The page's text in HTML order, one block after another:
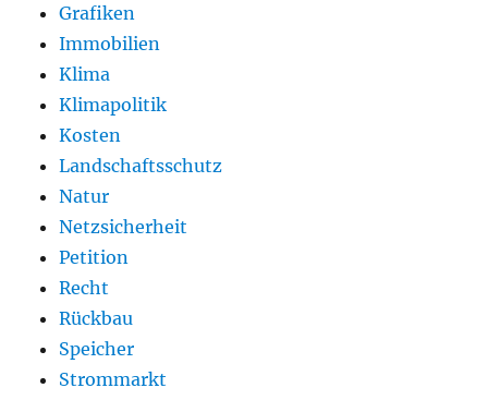
Grafiken
Immobilien
Klima
Klimapolitik
Kosten
Landschaftsschutz
Natur
Netzsicherheit
Petition
Recht
Rückbau
Speicher
Strommarkt